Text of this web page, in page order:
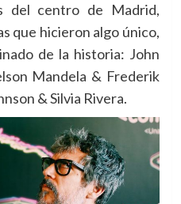
del centro de Madrid,
que hicieron algo único,
de la historia: John
Mandela & Frederik
& Silvia Rivera.